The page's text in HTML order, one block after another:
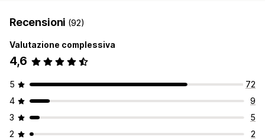
Recensioni (92)
Valutazione complessiva
4,6
5
72
4
9
3
5
2
2